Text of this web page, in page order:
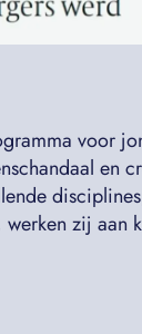
voor
en
zij aan